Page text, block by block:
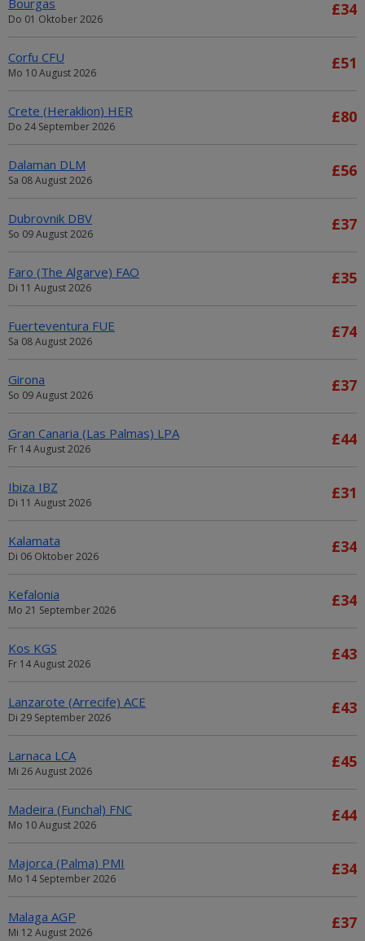
Bourgas
Do 01 Oktober 2026
£34
Corfu CFU
Mo 10 August 2026
£51
Crete (Heraklion) HER
Do 24 September 2026
£80
Dalaman DLM
Sa 08 August 2026
£56
Dubrovnik DBV
So 09 August 2026
£37
Faro (The Algarve) FAO
Di 11 August 2026
£35
Fuerteventura FUE
Sa 08 August 2026
£74
Girona
So 09 August 2026
£37
Gran Canaria (Las Palmas) LPA
Fr 14 August 2026
£44
Ibiza IBZ
Di 11 August 2026
£31
Kalamata
Di 06 Oktober 2026
£34
Kefalonia
Mo 21 September 2026
£34
Kos KGS
Fr 14 August 2026
£43
Lanzarote (Arrecife) ACE
Di 29 September 2026
£43
Larnaca LCA
Mi 26 August 2026
£45
Madeira (Funchal) FNC
Mo 10 August 2026
£44
Majorca (Palma) PMI
Mo 14 September 2026
£34
Malaga AGP
Mi 12 August 2026
£37